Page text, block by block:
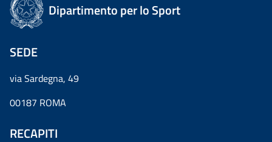
Dipartimento per lo Sport
SEDE
via Sardegna, 49
00187 ROMA
RECAPITI